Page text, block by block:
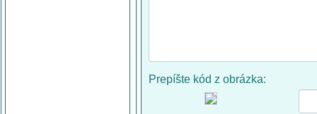
Prepíšte kód z obrázka: